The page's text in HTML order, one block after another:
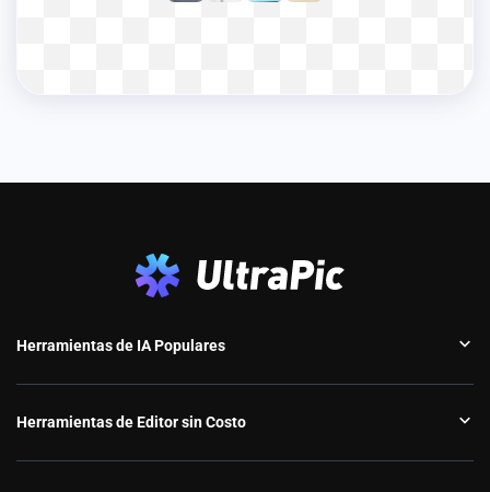
Herramientas de IA Populares
Herramientas de Editor sin Costo